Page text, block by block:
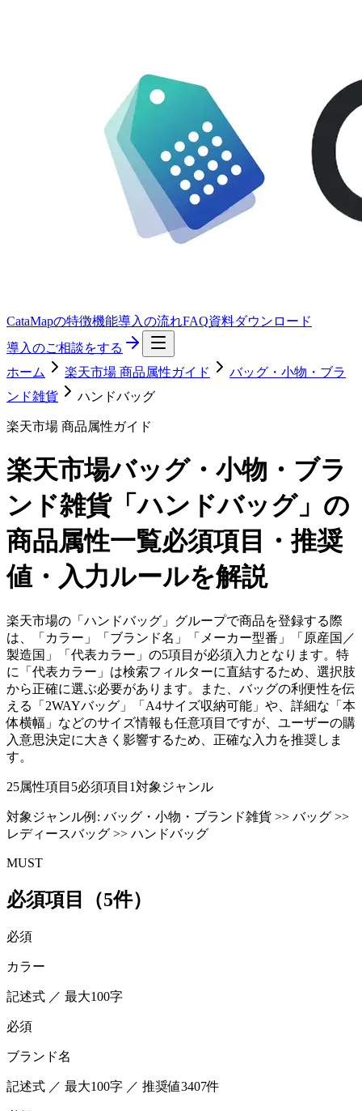
CataMapの特徴機能導入の流れFAQ資料ダウンロード
導入のご相談をする
ホーム
楽天市場 商品属性ガイド
バッグ・小物・ブラ
ンド雑貨
ハンドバッグ
楽天市場 商品属性ガイド
楽天市場バッグ・小物・ブラ
ンド雑貨「ハンドバッグ」 の
商品属性一覧必須項目・推奨
値・入力ルールを解説
楽天市場の「ハンドバッグ」グループで商品を登録する際
は、「カラー」「ブランド名」「メーカー型番」「原産国／
製造国」「代表カラー」の5項目が必須入力となります。特
に「代表カラー」は検索フィルターに直結するため、選択肢
から正確に選ぶ必要があります。また、バッグの利便性を伝
える「2WAYバッグ」「A4サイズ収納可能」や、詳細な「本
体横幅」などのサイズ情報も任意項目ですが、ユーザーの購
入意思決定に大きく影響するため、正確な入力を推奨しま
す。
25属性項目 5必須項目 1対象ジャンル
対象ジャンル例: バッグ・小物・ブランド雑貨 >> バッグ >>
レディースバッグ >> ハンドバッグ
MUST
必須項目（5件）
必須
カラー
記述式 ／ 最大100字
必須
ブランド名
記述式 ／ 最大100字 ／ 推奨値3407件